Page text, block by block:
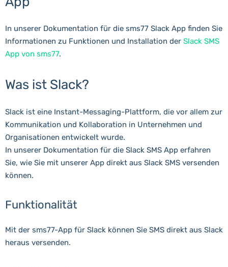
In unserer Dokumentation für die sms77 Slack App finden Sie
Informationen zu Funktionen und Installation der Slack SMS
App von sms77.
Was ist Slack?
Slack ist eine Instant-Messaging-Plattform, die vor allem zur
Kommunikation und Kollaboration in Unternehmen und
Organisationen entwickelt wurde.
In unserer Dokumentation für die Slack SMS App erfahren
Sie, wie Sie mit unserer App direkt aus Slack SMS versenden
können.
Funktionalität
Mit der sms77-App für Slack können Sie SMS direkt aus Slack
heraus versenden.